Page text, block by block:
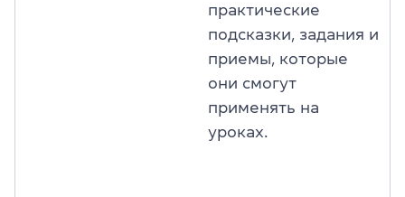
практические
подсказки, задания и
приемы, которые
они смогут
применять на
уроках.